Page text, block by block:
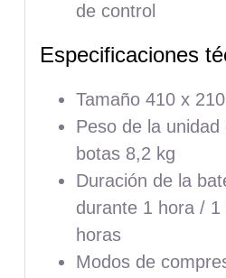
de control
Especificaciones
Tamaño 410 x
Peso de la
botas 8,2 kg
Duración de la
durante 1 hora /
horas
Modos de